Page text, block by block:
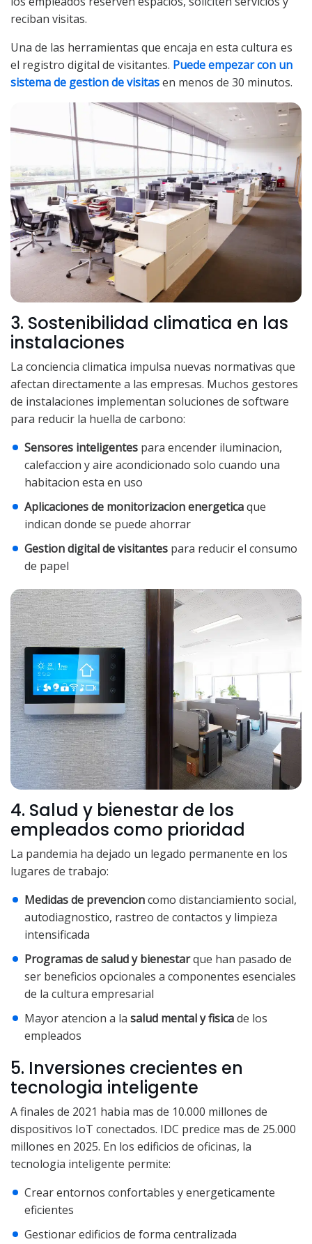
reciban visitas.
Una de las herramientas que encaja en esta cultura es
el registro digital de visitantes. Puede empezar con un
sistema de gestion de visitasen menos de 30 minutos.
3. Sostenibilidad climatica en las
instalaciones
La conciencia climatica impulsa nuevas normativas que
afectan directamente a las empresas. Muchos gestores
de instalaciones implementan soluciones de software
para reducir la huella de carbono:
Sensores inteligentes para encender iluminacion,
calefaccion y aire acondicionado solo cuando una
habitacion esta en uso
Aplicaciones de monitorizacion energeticaque
indican donde se puede ahorrar
Gestion digital de visitantes para reducir el consumo
de papel
4. Salud y bienestar de los
empleados como prioridad
La pandemia ha dejado un legado permanente en los
lugares de trabajo:
Medidas de prevencioncomo distanciamiento social,
autodiagnostico, rastreo de contactos y limpieza
intensificada
Programas de salud y bienestarque han pasado de
ser beneficios opcionales a componentes esenciales
de la cultura empresarial
Mayor atencion a la salud mental y fisicade los
empleados
5. Inversiones crecientes en
tecnologia inteligente
A finales de 2021 habia mas de 10.000 millones de
dispositivos IoT conectados. IDC predice mas de 25.000
millones en 2025. En los edificios de oficinas, la
tecnologia inteligente permite:
Crear entornos confortables y energeticamente
eficientes
Gestionar edificios de forma centralizada